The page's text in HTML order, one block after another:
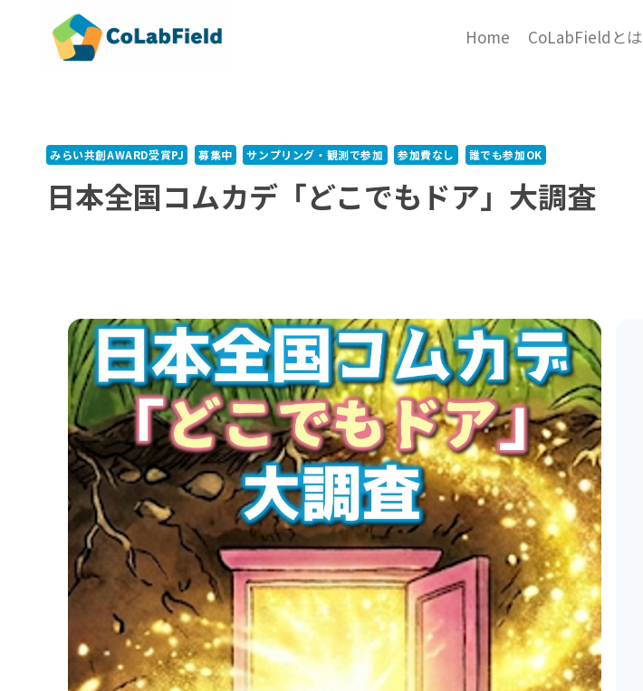
Home CoLabFieldとは
みらい共創AWARD受賞PJ 募集中 サンプリング・観測で参加 参加費なし 誰でも参加OK
日本全国コムカデ「どこでもドア」大調査